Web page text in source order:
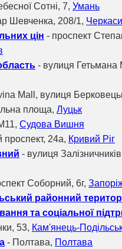
Сотні, 7, Умань
Шевченка, 208/1, Черкаси
цін - проспект
- вулиця Гетьмана
Mall, вулиця
площа, Луцьк
Судова Вишня
24a, Кривий Ріг
- вулиця
Соборний, 6г,
районний
та соціальної
53, Кам'янець-
- Полтава, Полтава